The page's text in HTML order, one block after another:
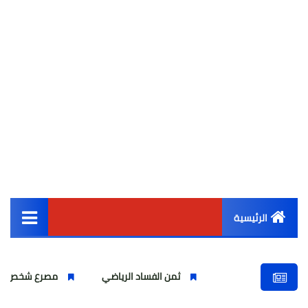
الرئيسية
أخبار مصر
ثمن الفساد الرياضي مصرع شخص واصابة اخرين